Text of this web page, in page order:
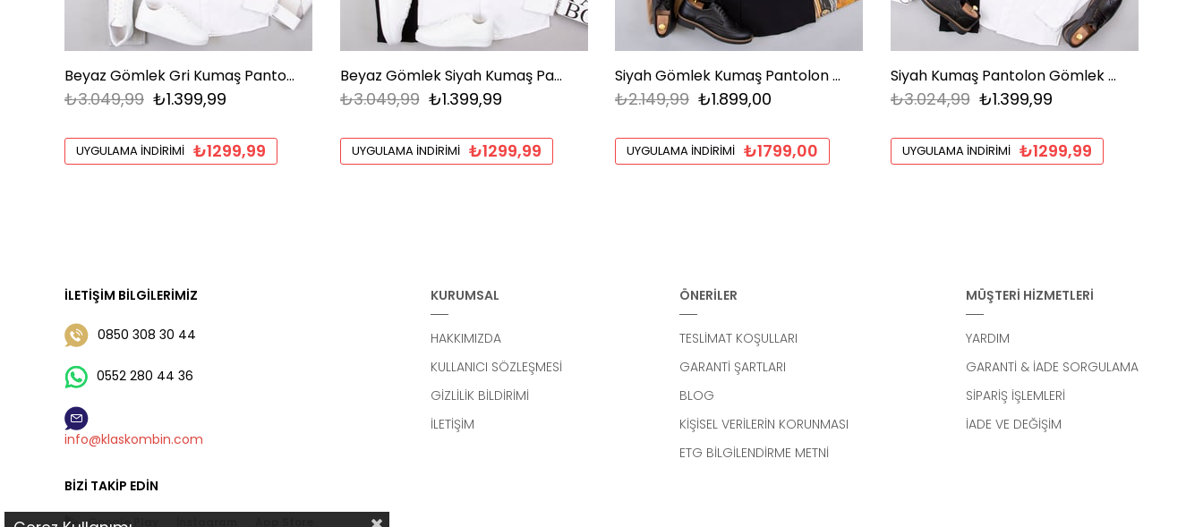
Beyaz Gömlek Gri Kumaş Pantolon Ayakkabı Kombin
₺1.399,99
₺3.049,99
UYGULAMA İNDIRIMI ₺1299,99
Beyaz Gömlek Siyah Kumaş Pantolon Ayakkabı Kombin
₺1.399,99
₺3.049,99
UYGULAMA İNDIRIMI ₺1299,99
Siyah Gömlek Kumaş Pantolon Ayakkabı Kombini
₺1.899,00
₺2.149,99
UYGULAMA İNDIRIMI ₺1799,00
Siyah Kumaş Pantolon Gömlek Ayakkabı Kombin
₺1.399,99
₺3.024,99
UYGULAMA İNDIRIMI ₺1299,99
İLETIŞIM BILGILERIMIZ
0850 308 30 44
0552 280 44 36
info@klaskombin.com
BIZI TAKIP EDIN
Google Play
KURUMSAL
HAKKIMIZDA
KULLANICI SÖZLEŞMESİ
GİZLİLİK BİLDİRİMİ
İLETİŞİM
ÖNERİLER
TESLİMAT KOŞULLARI
GARANTİ ŞARTLARI
BLOG
KİŞİSEL VERİLERİN KORUNMASI
ETG BİLGİLENDİRME METNİ
MÜŞTERİ HİZMETLERİ
YARDIM
GARANTİ & İADE SORGULAMA
SİPARİŞ İŞLEMLERİ
İADE VE DEĞİŞİM